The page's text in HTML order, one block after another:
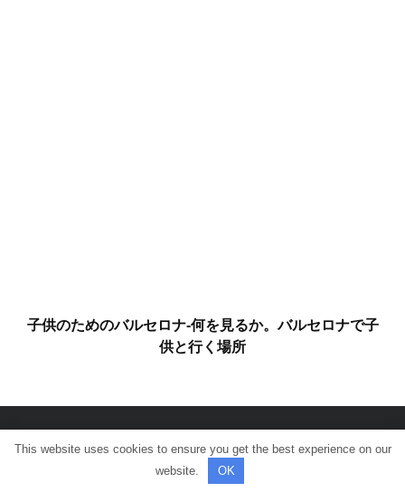
子供のためのバルセロナ-何を見るか。バルセロナで子
供と行く場所
© 全著作権所有。
This website uses cookies to ensure you get the best experience on our
website.
OK